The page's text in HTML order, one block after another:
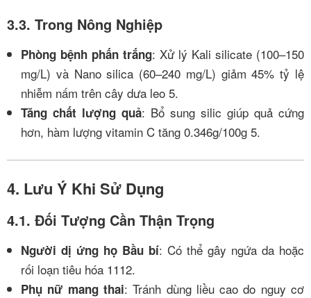
3.3. Trong Nông Nghiệp
Phòng bệnh phấn trắng: Xử lý Kali silicate (100–150
mg/L) và Nano silica (60–240 mg/L) giảm 45% tỷ lệ
nhiễm nấm trên cây dưa leo 5.
Tăng chất lượng quả: Bổ sung silic giúp quả cứng
hơn, hàm lượng vitamin C tăng 0.346g/100g 5.
4. Lưu Ý Khi Sử Dụng
4.1. Đối Tượng Cần Thận Trọng
Người dị ứng họ Bầu bí: Có thể gây ngứa da hoặc
rối loạn tiêu hóa 1112.
Phụ nữ mang thai: Tránh dùng liều cao do nguy cơ